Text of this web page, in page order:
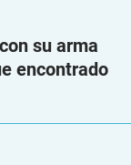
su arma
encontrado